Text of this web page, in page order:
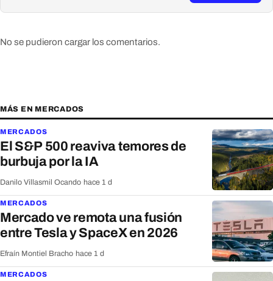
No se pudieron cargar los comentarios.
MÁS EN MERCADOS
MERCADOS
El S&P 500 reaviva temores de
burbuja por la IA
Danilo Villasmil Ocando hace 1 d
MERCADOS
Mercado ve remota una fusión
entre Tesla y SpaceX en 2026
Efraín Montiel Bracho hace 1 d
MERCADOS